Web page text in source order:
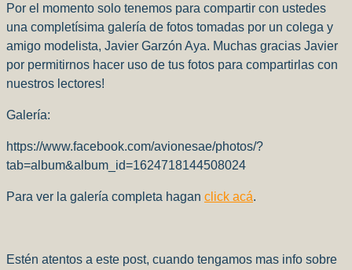
Por el momento solo tenemos para compartir con ustedes
una completísima galería de fotos tomadas por un colega y
amigo modelista, Javier Garzón Aya. Muchas gracias Javier
por permitirnos hacer uso de tus fotos para compartirlas con
nuestros lectores!
Galería:
https://www.facebook.com/avionesae/photos/?
tab=album&album_id=1624718144508024
Para ver la galería completa hagan click acá.
Estén atentos a este post, cuando tengamos mas info sobre